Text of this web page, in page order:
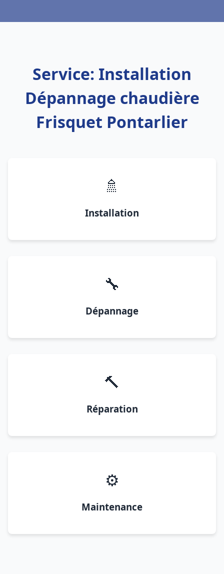
Service: Installation
Dépannage chaudière
Frisquet Pontarlier
🚿
Installation
🔧
Dépannage
🔨
Réparation
⚙️
Maintenance